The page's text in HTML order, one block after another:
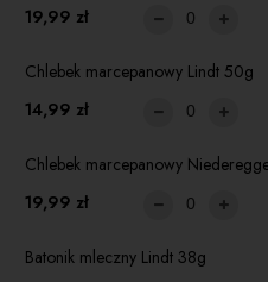
19,99 zł
Chlebek marcepanowy Lindt 50g
14,99 zł
Chlebek marcepanowy
19,99 zł
Batonik mleczny Lindt 38g